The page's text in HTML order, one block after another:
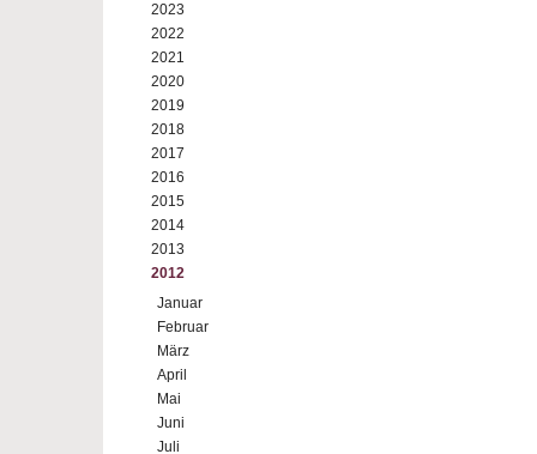
2023
2022
2021
2020
2019
2018
2017
2016
2015
2014
2013
2012
Januar
Februar
März
April
Mai
Juni
Juli